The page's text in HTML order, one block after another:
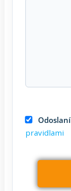
pravidlami